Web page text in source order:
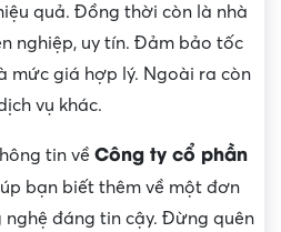
quả. Đồng thời còn là nhà
nghiệp, uy tín. Đảm bảo tốc
mức giá hợp lý. Ngoài ra còn
vụ khác.
tin về Công ty cổ phần
bạn biết thêm về một đơn
đáng tin cậy. Đừng quên